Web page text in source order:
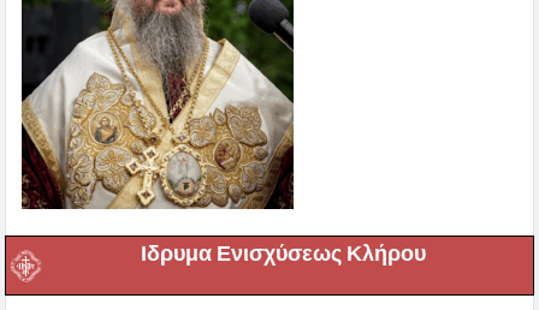
Ιδρυμα Ενισχύσεως Κλήρου